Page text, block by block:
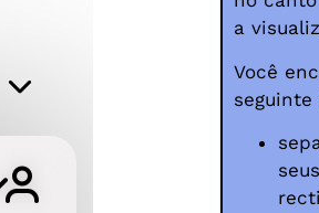
a
Você
seguinte